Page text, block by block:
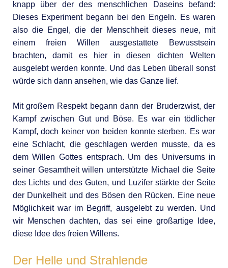
knapp über der des menschlichen Daseins befand:
Dieses Experiment begann bei den Engeln. Es waren
also die Engel, die der Menschheit dieses neue, mit
einem freien Willen ausgestattete Bewusstsein
brachten, damit es hier in diesen dichten Welten
ausgelebt werden konnte. Und das Leben überall sonst
würde sich dann ansehen, wie das Ganze lief.
Mit großem Respekt begann dann der Bruderzwist, der
Kampf zwischen Gut und Böse. Es war ein tödlicher
Kampf, doch keiner von beiden konnte sterben. Es war
eine Schlacht, die geschlagen werden musste, da es
dem Willen Gottes entsprach. Um des Universums in
seiner Gesamtheit willen unterstützte Michael die Seite
des Lichts und des Guten, und Luzifer stärkte der Seite
der Dunkelheit und des Bösen den Rücken. Eine neue
Möglichkeit war im Begriff, ausgelebt zu werden. Und
wir Menschen dachten, das sei eine großartige Idee,
diese Idee des freien Willens.
Der Helle und Strahlende